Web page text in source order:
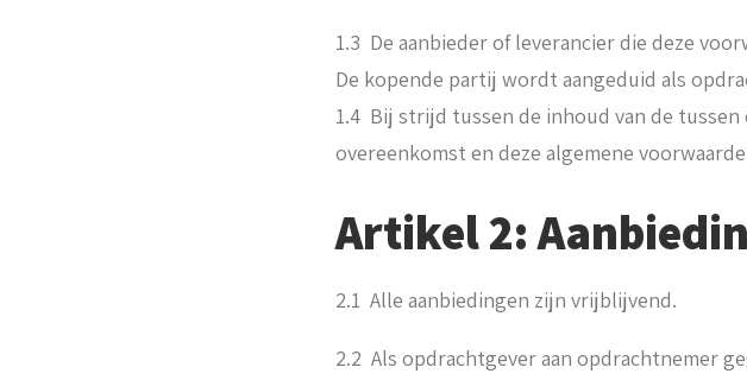
1.3 De aanbieder of leverancier die deze
De kopende partij wordt aangeduid als
1.4 Bij strijd tussen de inhoud van de
overeenkomst en deze algemene
Artikel 2:
2.1 Alle aanbiedingen zijn vrijblijvend.
2.2 Als opdrachtgever aan opdrachtnemer